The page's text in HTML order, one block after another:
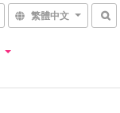
繁體中文